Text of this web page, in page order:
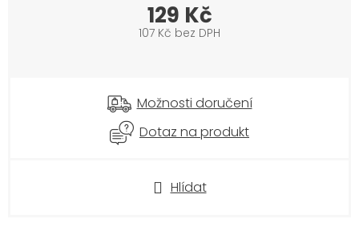
Hlídat
129 Kč
107 Kč bez DPH
Možnosti doručení
Dotaz na produkt